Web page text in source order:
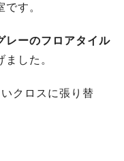
す。
レーのフロアタイル
した。
クロスに張り替